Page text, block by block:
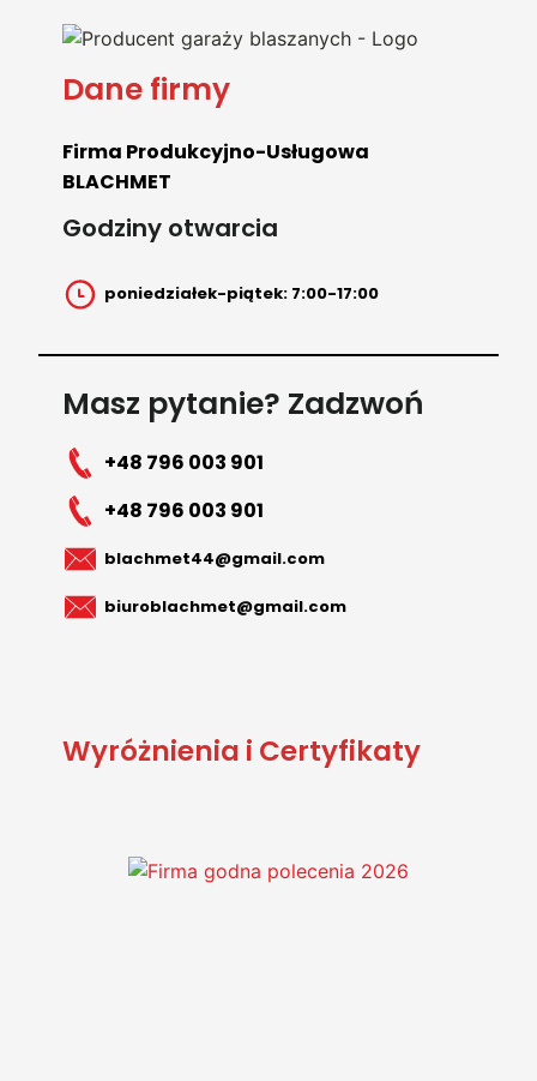
Dane firmy
Firma Produkcyjno-Usługowa
BLACHMET
Godziny otwarcia
poniedziałek-piątek: 7:00-17:00
Masz pytanie? Zadzwoń
+48 796 003 901
+48 796 003 901
blachmet44@gmail.com
biuroblachmet@gmail.com
Wyróżnienia i Certyfikaty